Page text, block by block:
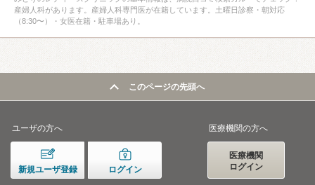
産婦人科があります。産婦人科専門医が在籍しています。土曜日診察・朝対応
（8:30〜）・女医在籍・駐車場あり。
このページの先頭へ
ユーザの方へ
新規ユーザ登録 ログイン
医療機関の方へ
医療機関
ログイン